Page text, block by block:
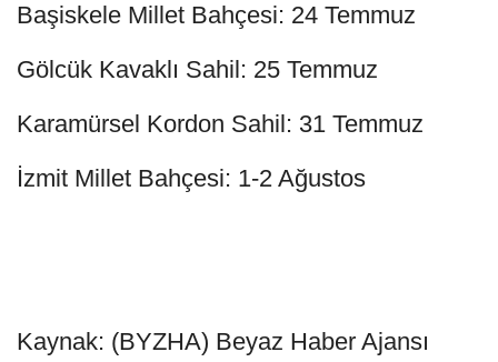
Başiskele Millet Bahçesi: 24 Temmuz
Gölcük Kavaklı Sahil: 25 Temmuz
Karamürsel Kordon Sahil: 31 Temmuz
İzmit Millet Bahçesi: 1-2 Ağustos
Kaynak: (BYZHA) Beyaz Haber Ajansı